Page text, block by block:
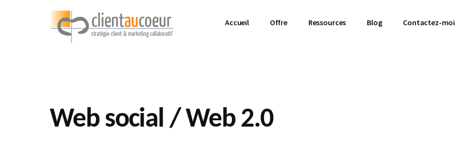
Additional
génératrices
de
Accueil Offre Ressources Blog Contactez-moi
Web social / Web 2.0